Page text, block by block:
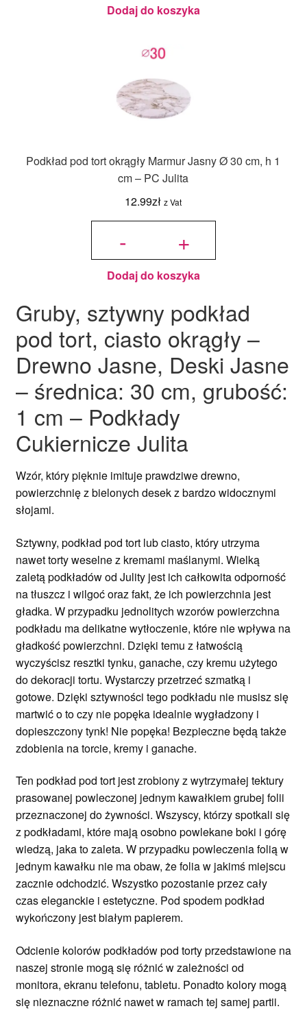
Dodaj do koszyka
Podkład pod tort okrągły Marmur Jasny Ø 30 cm, h 1
cm – PC Julita
12.99zł z Vat
-
ilość
okrągły
Marmur
Jasny Ø
30 cm, h
1 cm -
Julita
+
Dodaj do koszyka
Gruby, sztywny podkład
pod tort, ciasto okrągły –
Drewno Jasne, Deski Jasne
– średnica: 30 cm, grubość:
1 cm – Podkłady
Cukiernicze Julita
Wzór, który pięknie imituje prawdziwe drewno,
powierzchnię z bielonych desek z bardzo widocznymi
słojami.
Sztywny, podkład pod tort lub ciasto, który utrzyma
nawet torty weselne z kremami maślanymi. Wielką
zaletą podkładów od Julity jest ich całkowita odporność
na tłuszcz i wilgoć oraz fakt, że ich powierzchnia jest
gładka. W przypadku jednolitych wzorów powierzchna
podkładu ma delikatne wytłoczenie, które nie wpływa na
gładkość powierzchni. Dzięki temu z łatwością
wyczyścisz resztki tynku, ganache, czy kremu użytego
do dekoracji tortu. Wystarczy przetrzeć szmatką i
gotowe. Dzięki sztywności tego podkładu nie musisz się
martwić o to czy nie popęka idealnie wygładzony i
dopieszczony tynk! Nie popęka! Bezpieczne będą także
zdobienia na torcie, kremy i ganache.
Ten podkład pod tort jest zrobiony z wytrzymałej tektury
prasowanej powleczonej jednym kawałkiem grubej folii
przeznaczonej do żywności. Wszyscy, którzy spotkali się
z podkładami, które mają osobno powlekane boki i górę
wiedzą, jaka to zaleta. W przypadku powleczenia folią w
jednym kawałku nie ma obaw, że folia w jakimś miejscu
zacznie odchodzić. Wszystko pozostanie przez cały
czas eleganckie i estetyczne. Pod spodem podkład
wykończony jest białym papierem.
Odcienie kolorów podkładów pod torty przedstawione na
naszej stronie mogą się różnić w zależności od
monitora, ekranu telefonu, tabletu. Ponadto kolory mogą
się nieznaczne różnić nawet w ramach tej samej partii.